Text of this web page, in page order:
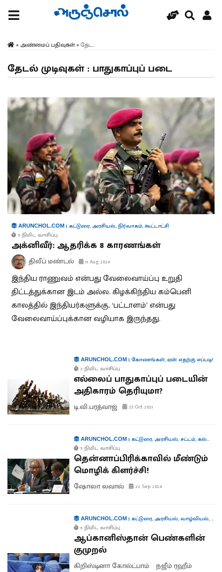
» அண்மைப் பதிவுகள்» தேட...
தேடல் முடிவுகள் : பாதுகாப்புப் படை
ARUNCHOL.COM | கட்டுரை,அரசியல்,நிர்வாகம்,கூட்டாட்சி
5 நிமிட வாசிப்பு
அக்னிவீர்: ஆதரிக்க 8 காரணங்கள்
திலீப் மண்டல் 11 Aug 2024
இந்திய ராணுவம் என்பது வேலைவாய்ப்பு உறுதி
திட்டத்துக்கான இடம் அல்ல. கிழக்கிந்திய கம்பெனி
காலத்தில் இந்தியர்களுக்கு, ‘பட்டாளம்’ என்பது
வேலைவாய்ப்புக்கான வழியாக இருந்தது.
ARUNCHOL.COM| கோணங்கள், ஏன் எதற்கு எப்படி?
2 நிமிட வாசிப்பு
எல்லைப் பாதுகாப்புப் படையின்
அதிகாரம் தெரியுமா?
டி.வி.பரத்வாஜ் 25 Oct 2021
ARUNCHOL.COM| கட்டுரை,அரசியல், சட்டம், கல்வி
5 நிமிட வாசிப்பு
தென்னாப்பிரிக்காவில் மீண்டும்
மொழிக் கிளர்ச்சி!
ஷோலா லவால் 22 Sep 2024
ARUNCHOL.COM| கட்டுரை,அரசியல், வாழ்வியல்,
5 நிமிட வாசிப்பு
ஆப்கானிஸ்தான் பெண்களின்
குமுறல்
கிறிஸ்டினா கோல்ட்பாம் நஜீம் ரஹீம்